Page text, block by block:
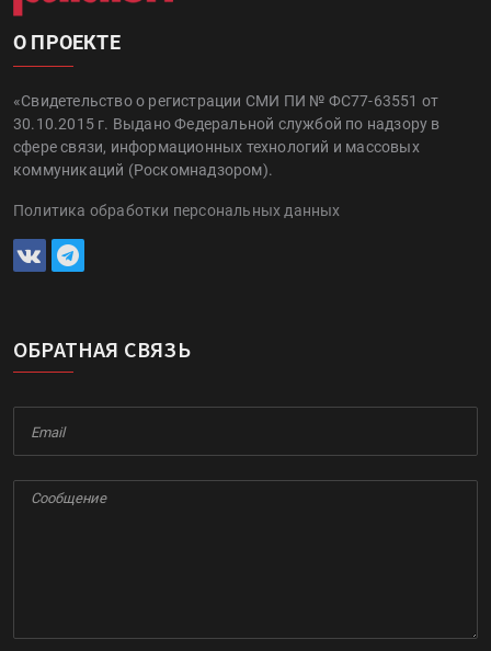
О ПРОЕКТЕ
«Свидетельство о регистрации СМИ ПИ № ФС77-63551 от
30.10.2015 г. Выдано Федеральной службой по надзору в
сфере связи, информационных технологий и массовых
коммуникаций (Роскомнадзором).
Политика обработки персональных данных
ОБРАТНАЯ СВЯЗЬ